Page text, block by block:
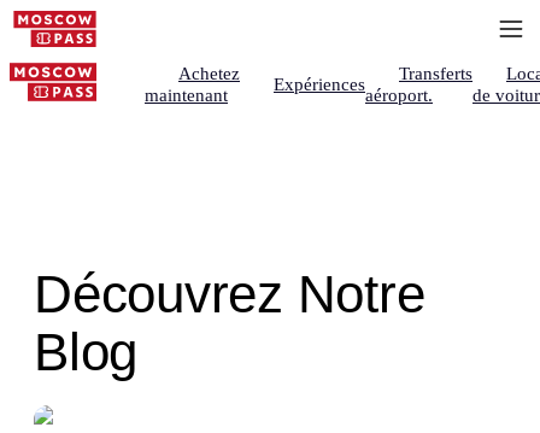
Achetez
maintenant
Expériences
Transferts
aéroport.
de
Découvrez Notre
Blog